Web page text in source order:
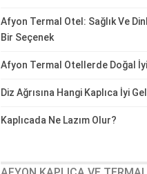
Afyon Termal Otel: Sağlık Ve
Bir Seçenek
Afyon Termal Otellerde Doğal
Diz Ağrısına Hangi Kaplıca İyi
Kaplıcada Ne Lazım Olur?